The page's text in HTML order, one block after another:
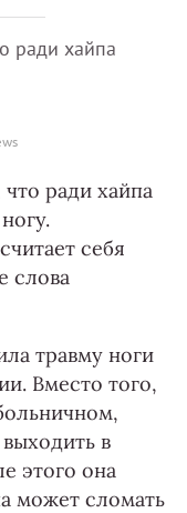
ради хайпа
ради хайпа
себя
слова
травму ноги
Вместо того,
в
этого она
может сломать